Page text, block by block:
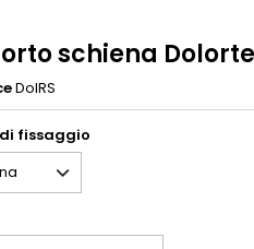
schiena
DolRS
fissaggio